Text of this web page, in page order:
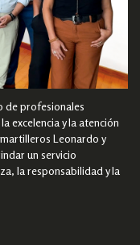
de profesionales
excelencia y la atención
Leonardo y
un servicio
la responsabilidad y la